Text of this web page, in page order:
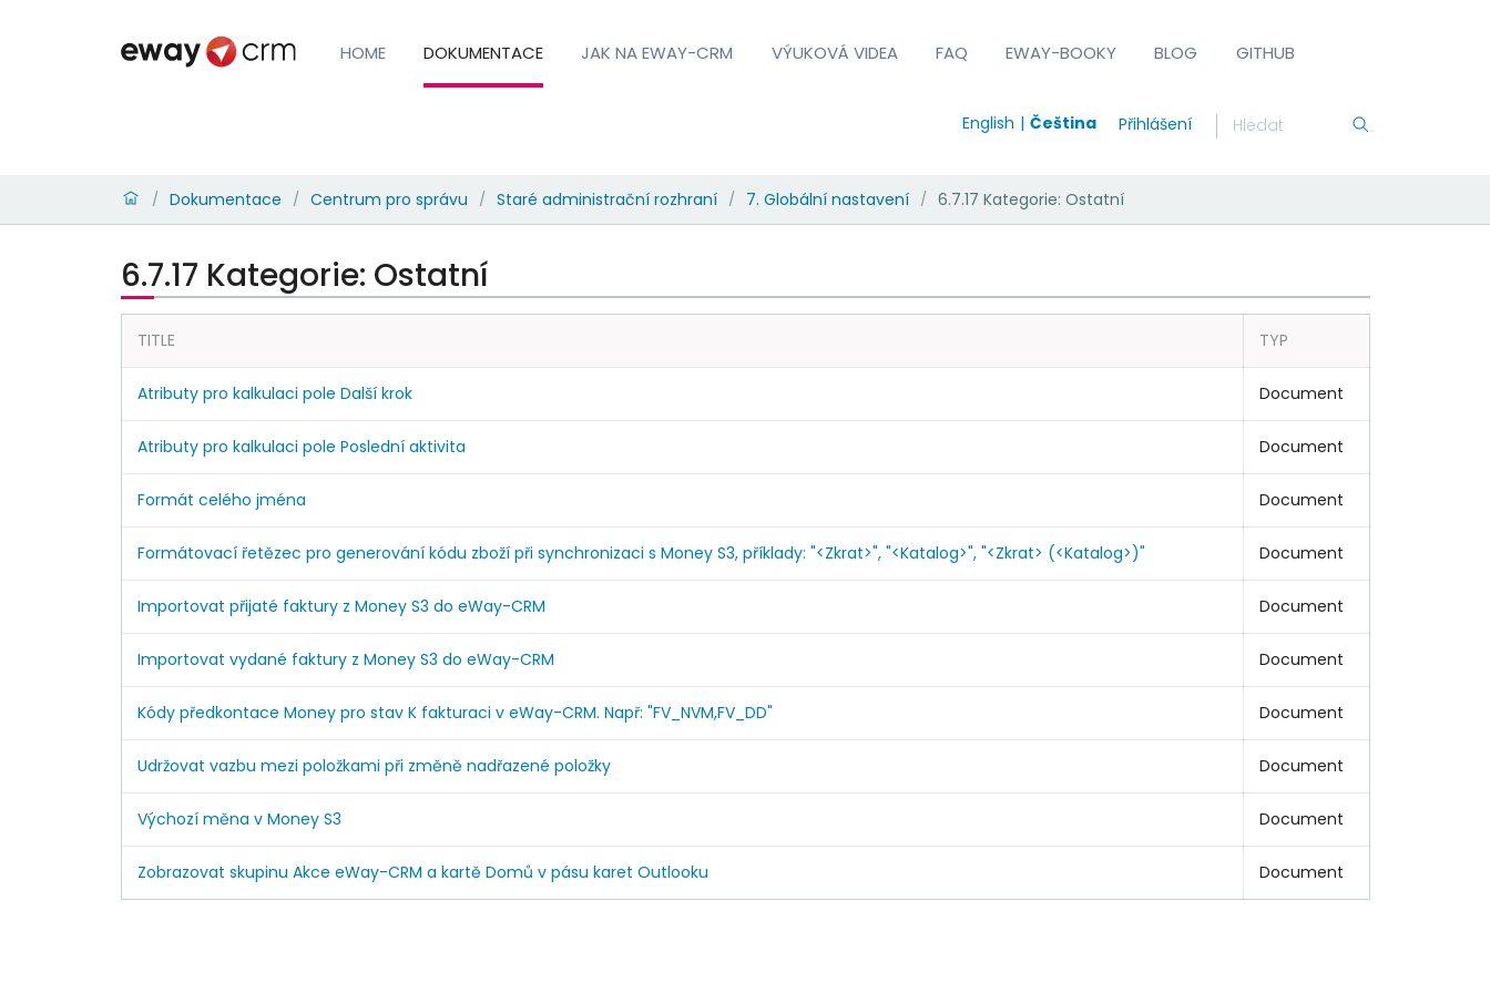
HOME DOKUMENTACE JAK NA EWAY-CRM VÝUKOVÁ VIDEA FAQ EWAY-BOOKY BLOG GITHUB
English Čeština Přihlášení
/ Dokumentace / Centrum pro správu / Staré administrační rozhraní / 7. Globální nastavení / 6.7.17 Kategorie: Ostatní
6.7.17 Kategorie: Ostatní
TITLE TYP
Atributy pro kalkulaci pole Další krok Document
Atributy pro kalkulaci pole Poslední aktivita Document
Formát celého jména Document
Formátovací řetězec pro generování kódu zboží při synchronizaci s Money S3, příklady: "<Zkrat>", "<Katalog>", "<Zkrat> (<Katalog>)" Document
Importovat přijaté faktury z Money S3 do eWay-CRM Document
Importovat vydané faktury z Money S3 do eWay-CRM Document
Kódy předkontace Money pro stav K fakturaci v eWay-CRM. Např: "FV_NVM,FV_DD" Document
Udržovat vazbu mezi položkami při změně nadřazené položky Document
Výchozí měna v Money S3 Document
Zobrazovat skupinu Akce eWay-CRM a kartě Domů v pásu karet Outlooku Document